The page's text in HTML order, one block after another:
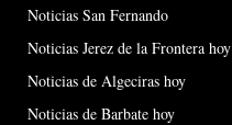
Noticias San Fernando
Noticias Jerez de la Frontera hoy
Noticias de Algeciras hoy
Noticias de Barbate hoy